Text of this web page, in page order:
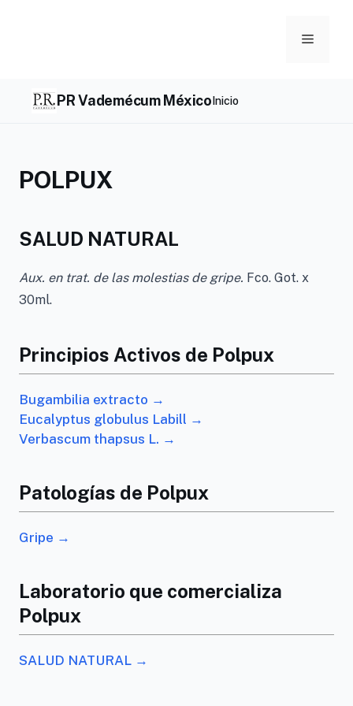
Menu
PR Vademécum MéxicoInicio
POLPUX
SALUD NATURAL
Aux. en trat. de las molestias de gripe. Fco. Got. x
30ml.
Principios Activos de Polpux
Bugambilia extracto →
Eucalyptus globulus Labill →
Verbascum thapsus L. →
Patologías de Polpux
Gripe →
Laboratorio que comercializa
Polpux
SALUD NATURAL →